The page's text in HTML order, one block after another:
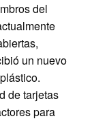
del
un nuevo
de tarjetas
para